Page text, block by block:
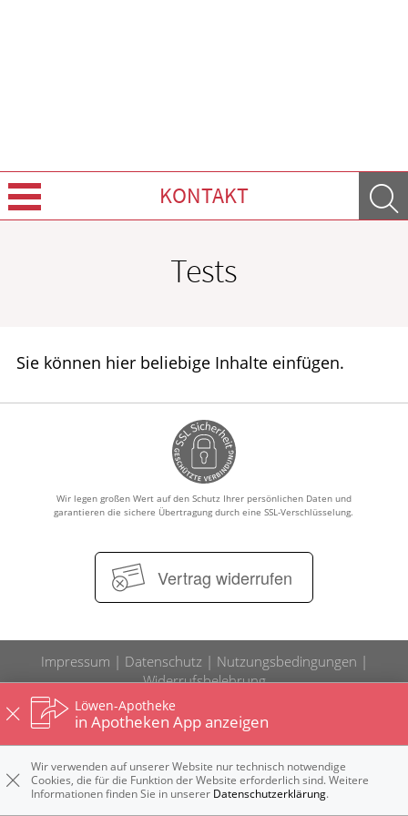
KONTAKT
Tests
Sie können hier beliebige Inhalte einfügen.
Wir legen großen Wert auf den Schutz Ihrer persönlichen Daten und
garantieren die sichere Übertragung durch eine SSL-Verschlüsselung.
Vertrag widerrufen
Impressum Datenschutz
Nutzungsbedingungen
Widerrufsbelehrung
Löwen-Apotheke
in Apotheken App anzeigen
Wir verwenden auf unserer Website nur technisch notwendige
Cookies, die für die Funktion der Website erforderlich sind. Weitere
Informationen finden Sie in unserer Datenschutzerklärung.